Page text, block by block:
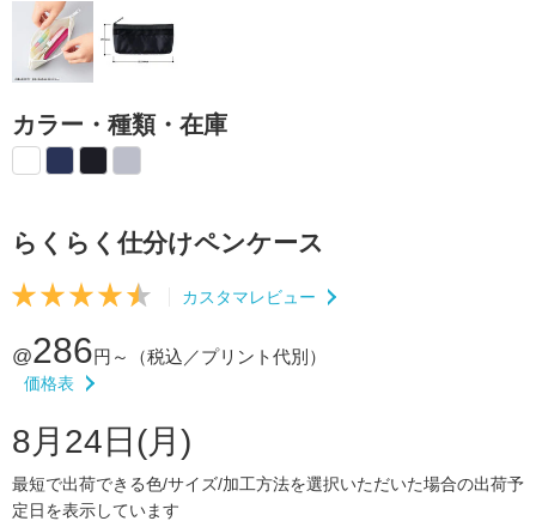
カラー・種類・在庫
らくらく仕分けペンケース
カスタマレビュー
@286円～ （税込／プリント代別）
価格表
8月24日(月)
最短で出荷できる色/サイズ/加工方法を選択いただいた場合の出荷予
定日を表示しています